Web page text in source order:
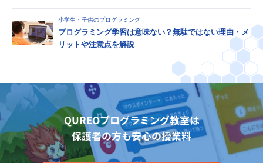
小学生・子供のプログラミング
プログラミング学習は意味ない？無駄ではない理由・メ
リットや注意点を解説
QUREOプログラミング教室は
保護者の方も安心の授業料